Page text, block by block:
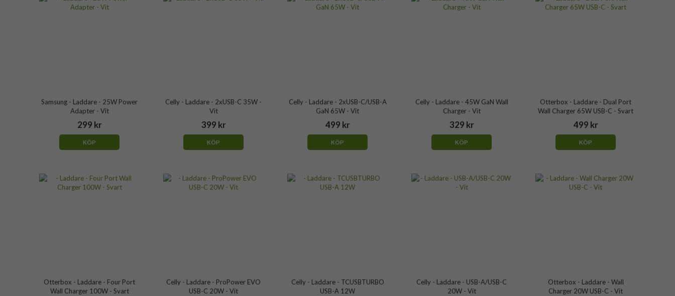
Samsung - Laddare - 25W Power
Adapter - Vit
299 kr
KÖP
Celly - Laddare - 2xUSB-C 35W -
Vit
399 kr
KÖP
Celly - Laddare - 2xUSB-C/USB-A
GaN 65W - Vit
499 kr
KÖP
Celly - Laddare - 45W GaN Wall
Charger - Vit
329 kr
KÖP
Otterbox - Laddare - Dual Port
Wall Charger 65W USB-C - Svart
499 kr
KÖP
Otterbox - Laddare - Four Port
Wall Charger 100W - Svart
Celly - Laddare - ProPower EVO
USB-C 20W - Vit
Celly - Laddare - TCUSBTURBO
USB-A 12W
Celly - Laddare - USB-A/USB-C
20W - Vit
Otterbox - Laddare - Wall
Charger 20W USB-C - Vit